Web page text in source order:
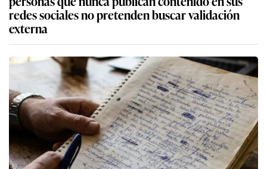
redes sociales no pretenden buscar validación
externa